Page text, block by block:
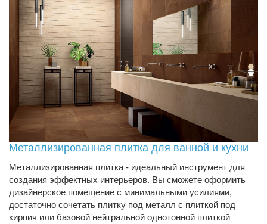
Металлизированная плитка для ванной и кухни
Металлизированная плитка - идеальный инструмент для
создания эффектных интерьеров. Вы сможете оформить
дизайнерское помещение с минимальными усилиями,
достаточно сочетать плитку под металл с плиткой под
кирпич или базовой нейтральной однотонной плиткой